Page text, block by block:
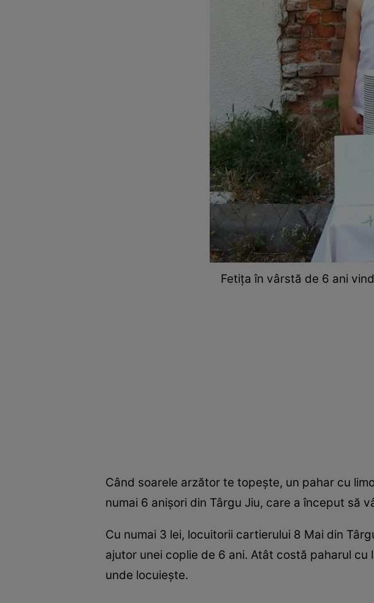
Fetița în vârstă de 6 ani
Când soarele arzător te topește, un pahar cu
numai 6 anișori din Târgu Jiu, care a început să
Cu numai 3 lei, locuitorii cartierului 8 Mai din
ajutor unei coplie de 6 ani. Atât costă paharul
unde locuiește.